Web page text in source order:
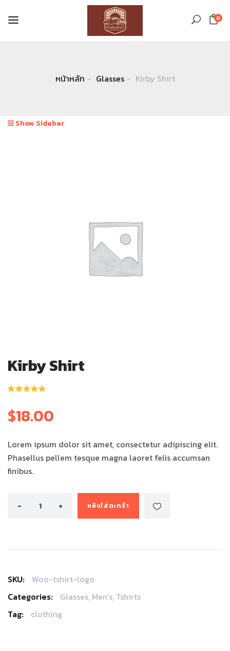
0
หน้าหลัก Glasses Kirby Shirt
Show Sidebar
Kirby Shirt
คะแนนเต็ม
บน
การให้
$18.00
Lorem ipsum dolor sit amet, consectetur adipiscing elit.
Phasellus pellem tesque magna laoret felis accumsan
finibus.
หยิบใส่ตะกร้า
SKU:
Woo-tshirt-logo
Categories:
Glasses, Men's, Tshirts
Tag:
clothing